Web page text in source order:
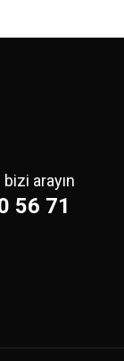
arayın
56 71